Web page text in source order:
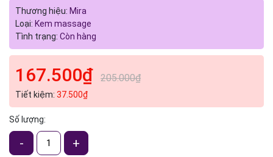
Thương hiệu: Mira
Loại: Kem massage
Tình trạng: Còn hàng
167.500₫ 205.000₫
Tiết kiệm: 37.500₫
Số lượng:
- +